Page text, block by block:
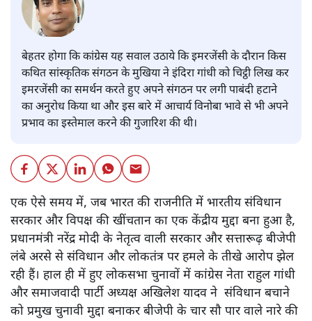
बेहतर होगा कि कांग्रेस यह सवाल उठाये कि इमरजेंसी के दौरान किस
कथित सांस्कृतिक संगठन के मुखिया ने इंदिरा गांधी को चिट्ठी लिख कर
इमरजेंसी का समर्थन करते हुए अपने संगठन पर लगी पाबंदी हटाने
का अनुरोध किया था और इस बारे में आचार्य विनोबा भावे से भी अपने
प्रभाव का इस्तेमाल करने की गुजारिश की थी।
एक ऐसे समय में, जब भारत की राजनीति में भारतीय संविधान
सरकार और विपक्ष की खींचतान का एक केंद्रीय मुद्दा बना हुआ है,
प्रधानमंत्री नरेंद्र मोदी के नेतृत्व वाली सरकार और सत्तारूढ़ बीजेपी
लंबे अरसे से संविधान और लोकतंत्र पर हमले के तीखे आरोप झेल
रही हैं। हाल ही में हुए लोकसभा चुनावों में कांग्रेस नेता राहुल गांधी
और समाजवादी पार्टी अध्यक्ष अखिलेश यादव ने संविधान बचाने
को प्रमुख चुनावी मुद्दा बनाकर बीजेपी के चार सौ पार वाले नारे की